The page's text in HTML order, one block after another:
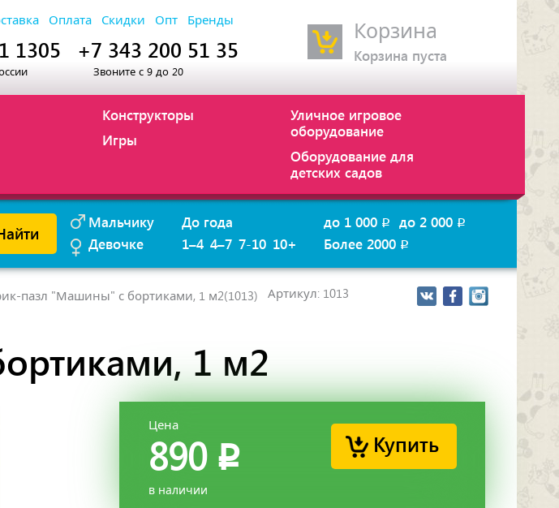
Корзина
Корзина пуста
Оплата Скидки Опт Бренды
1305 +7 343 200 51 35
Звоните с 9 до 20
Конструкторы
Игры
Уличное игровое
оборудование
Оборудование для
детских садов
Мальчику
Девочке
До года
1–4 4–7 7-10 10+
до 1 000 p до 2 000 p
Более 2000 p
Артикул: 1013
пазл "Машины" с бортиками, 1 м2(1013)
1 м2
Купить
Цена
890 p
в наличии